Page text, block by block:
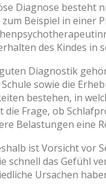
Diagnose besteht
Beispiel in einer
des Kindes in
Diagnostik
sowie die
bestehen, in
die Frage, ob
Belastungen eine
ist Vorsicht vor
schnell das Gefühl
Ursachen